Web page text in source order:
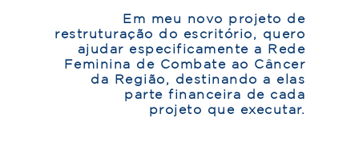
Em meu novo projeto de
restruturação do escritório, quero
ajudar especificamente a Rede
Feminina de Combate ao Câncer
da Região, destinando a elas
parte financeira de cada
projeto que executar.